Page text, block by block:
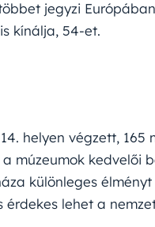
jegyzi
kínálja, 54-et.
helyen végzett,
múzeumok kedvelői
különleges
érdekes lehet a